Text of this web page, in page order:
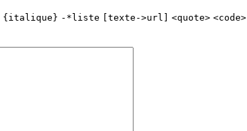
{italique} -*liste [texte->url] <quote> <code>